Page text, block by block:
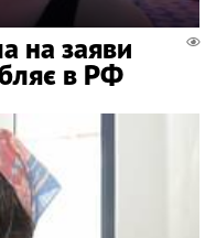
на заяви
в РФ